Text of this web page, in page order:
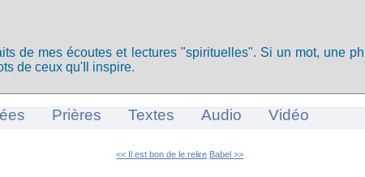
de mes écoutes et lectures "spirituelles". Si un mot, une
de ceux qu'Il inspire.
Prières Textes Audio Vidéo
<< Il est bon de le relire Babel >>